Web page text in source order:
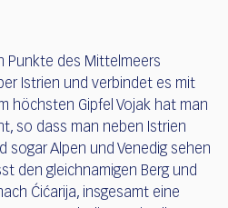
Punkte des Mittelmeers
Istrien und verbindet es mit
höchsten Gipfel Vojak hat man
so dass man neben Istrien
sogar Alpen und Venedig sehen
den gleichnamigen Berg und
Ćićarija, insgesamt eine